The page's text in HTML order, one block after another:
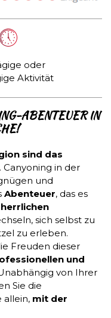
oder
Aktivität
ABENTEUER IN
sind das
. Canyoning in der
und
Abenteuer, das es
herrlichen
sich selbst zu
zu erleben.
Freuden dieser
und
von Ihrer
Sie die
allein, mit der